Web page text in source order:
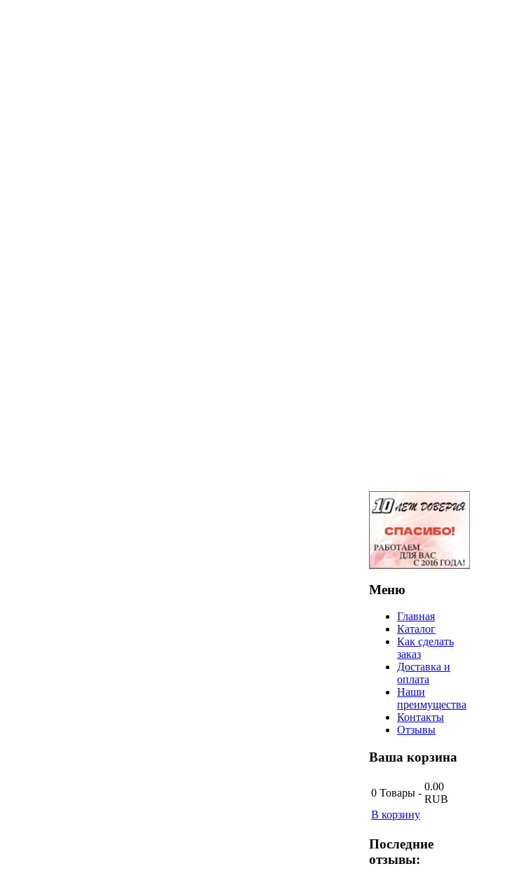
Меню
Главная
Каталог
Как сделать
заказ
Доставка и
оплата
Наши
преимущества
Контакты
Отзывы
Ваша корзина
0 Товары -
0.00
RUB
В корзину
Последние
отзывы: